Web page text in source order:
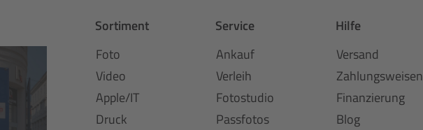
Sortiment
Foto
Video
Apple/IT
Druck
Service
Ankauf
Verleih
Fotostudio
Passfotos
Hilfe
Versand
Zahlungsweisen
Finanzierung
Blog